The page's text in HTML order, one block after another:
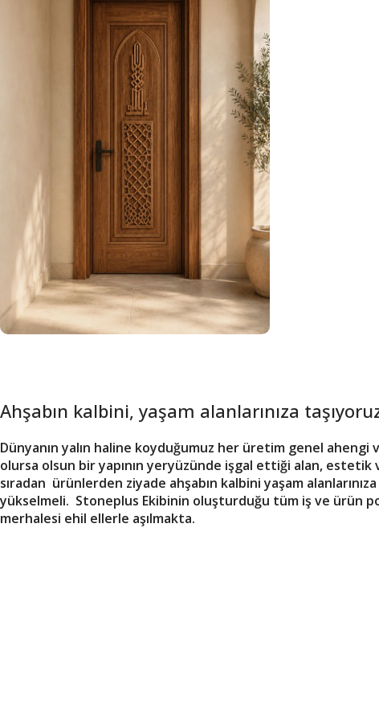
Daha Doğal
Kapıları İncele
Ahşabın kalbini, yaşam alanlarınıza
Dünyanın yalın haline koyduğumuz her üretim genel
olursa olsun bir yapının yeryüzünde işgal ettiği alan,
sıradan ürünlerden ziyade ahşabın kalbini yaşam
yükselmeli. Stoneplus Ekibinin oluşturduğu tüm iş ve ürün
merhalesi ehil ellerle aşılmakta.